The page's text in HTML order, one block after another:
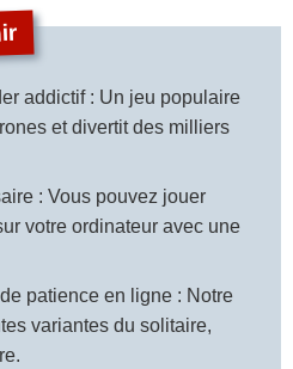
addictif : Un jeu populaire
et divertit des milliers
: Vous pouvez jouer
votre ordinateur avec une
patience en ligne : Notre
variantes du solitaire,